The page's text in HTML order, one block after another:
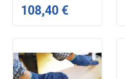
108,40 €